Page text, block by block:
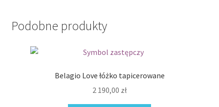
Podobne produkty
Belagio Love łóżko tapicerowane
2 190,00 zł